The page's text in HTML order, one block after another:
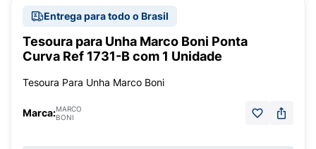
Entrega para todo o Brasil
Tesoura para Unha Marco Boni Ponta
Curva Ref 1731-B com 1 Unidade
Tesoura Para Unha Marco Boni
Marca:MARCO
BONI